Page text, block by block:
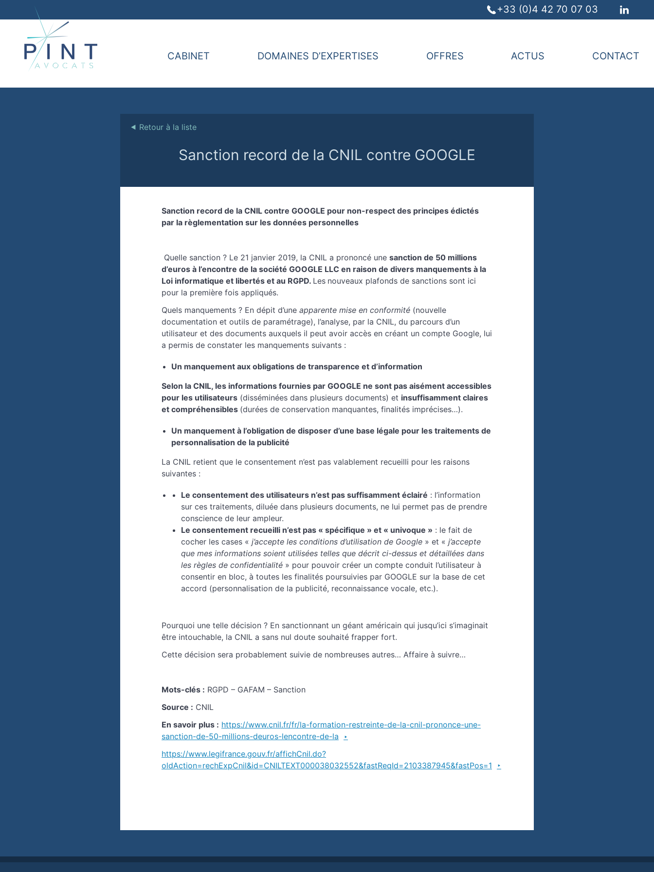
+33 (0)4 42 70 07 03
CABINET DOMAINES D’EXPERTISES OFFRES ACTUS CONTACT
⯇ Retour à la liste
Sanction record de la CNIL contre GOOGLE
Sanction record de la CNIL contre GOOGLE pour non-respect des principes édictés
par la règlementation sur les données personnelles
Quelle sanction ? Le 21 janvier 2019, la CNIL a prononcé une sanction de 50 millions
d’euros à l’encontre de la société GOOGLE LLC en raison de divers manquements à la
Loi informatique et libertés et au RGPD. Les nouveaux plafonds de sanctions sont ici
pour la première fois appliqués.
Quels manquements ? En dépit d’une apparente mise en conformité (nouvelle
documentation et outils de paramétrage), l’analyse, par la CNIL, du parcours d’un
utilisateur et des documents auxquels il peut avoir accès en créant un compte Google, lui
a permis de constater les manquements suivants :
Un manquement aux obligations de transparence et d’information
Selon la CNIL, les informations fournies par GOOGLE ne sont pas aisément accessibles
pour les utilisateurs (disséminées dans plusieurs documents) et insuffisamment claires
et compréhensibles (durées de conservation manquantes, finalités imprécises…).
Un manquement à l’obligation de disposer d’une base légale pour les traitements de
personnalisation de la publicité
La CNIL retient que le consentement n’est pas valablement recueilli pour les raisons
suivantes :
Le consentement des utilisateurs n’est pas suffisamment éclairé : l’information
sur ces traitements, diluée dans plusieurs documents, ne lui permet pas de prendre
conscience de leur ampleur.
Le consentement recueilli n’est pas « spécifique » et « univoque » : le fait de
cocher les cases « j’accepte les conditions d’utilisation de Google » et « j’accepte
que mes informations soient utilisées telles que décrit ci-dessus et détaillées dans
les règles de confidentialité » pour pouvoir créer un compte conduit l’utilisateur à
consentir en bloc, à toutes les finalités poursuivies par GOOGLE sur la base de cet
accord (personnalisation de la publicité, reconnaissance vocale, etc.).
Pourquoi une telle décision ? En sanctionnant un géant américain qui jusqu’ici s’imaginait
être intouchable, la CNIL a sans nul doute souhaité frapper fort.
Cette décision sera probablement suivie de nombreuses autres… Affaire à suivre…
Mots-clés : RGPD – GAFAM – Sanction
Source : CNIL
En savoir plus : https://www.cnil.fr/fr/la-formation-restreinte-de-la-cnil-prononce-une-
sanction-de-50-millions-deuros-lencontre-de-la
https://www.legifrance.gouv.fr/affichCnil.do?
oldAction=rechExpCnil&id=CNILTEXT000038032552&fastReqId=2103387945&fastPos=1